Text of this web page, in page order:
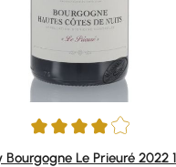
Bewertung von 4 von 5
Bourgogne Le Prieuré 2022